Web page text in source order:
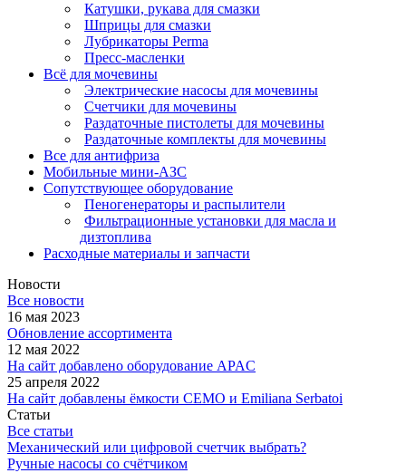
Катушки, рукава для смазки
Шприцы для смазки
Лубрикаторы Perma
Пресс-масленки
Всё для мочевины
Электрические насосы для мочевины
Счетчики для мочевины
Раздаточные пистолеты для мочевины
Раздаточные комплекты для мочевины
Все для антифриза
Мобильные мини-АЗС
Сопутствующее оборудование
Пеногенераторы и распылители
Фильтрационные установки для масла и
дизтоплива
Расходные материалы и запчасти
Новости
Все новости
16 мая 2023
Обновление ассортимента
12 мая 2022
На сайт добавлено оборудование APAC
25 апреля 2022
На сайт добавлены ёмкости CEMO и Emiliana Serbatoi
Статьи
Все статьи
Механический или цифровой счетчик выбрать?
Ручные насосы со счётчиком